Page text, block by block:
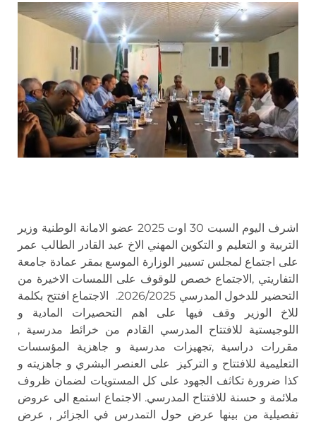
اشرف اليوم السبت 30 اوت 2025 عضو الامانة الوطنية وزير
التربية و التعليم و التكوين المهني الاخ عبد القادر الطالب عمر
على اجتماع لمجلس تسيير الوزارة الموسع بمقر عمادة جامعة
التفاريتي ,الاجتماع خصص للوقوف على اللمسات الاخيرة من
التحضير للدخول المدرسي 2026/2025. الاجتماع افتتح بكلمة
للاخ الوزير وقف فيها على اهم التحصيرات المادية و
اللوجيستية للافتتاح المدرسي القادم من خرائط مدرسية ,
مقررات دراسية ,تجهيزات مدرسية و جاهزية المؤسسات
التعليمية للافتتاح و التركيز على العنصر البشري و جاهزيته و
كذا ضرورة تكاثف الجهود على كل المستويات لضمان ظروف
ملائمة و حسنة للافتتاح المدرسي. الاجتماع استمع الى عروض
تفصيلية من بينها عرض حول التمدرس في الجزائر , عرض